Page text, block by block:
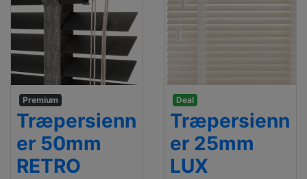
Premium
Træpersienn
er 50mm
RETRO
Deal
Træpersienn
er 25mm
LUX